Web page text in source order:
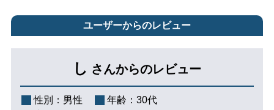
ユーザーからのレビュー
し さんからのレビュー
性別： 男性 年齢： 30代